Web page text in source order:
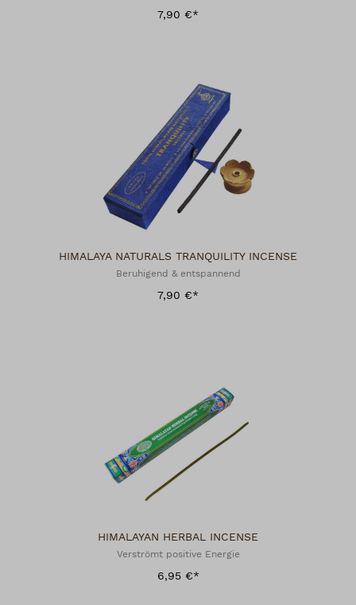
7,90 €*
HIMALAYA NATURALS TRANQUILITY INCENSE
Beruhigend & entspannend
7,90 €*
HIMALAYAN HERBAL INCENSE
Verströmt positive Energie
6,95 €*